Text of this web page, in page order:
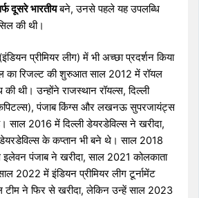
दूसरे भारतीयबने, उनसे पहले यह उपलब्धि
की थी।
प्रीमियर लीग) में भी अच्छा प्रदर्शन किया
का रिजल्ट की शुरुआत साल 2012 में रॉयल
थी। उन्होंने राजस्थान रॉयल्स, दिल्ली
पंजाब किंग्स और लखनऊ सुपरजायंट्स
साल 2016 में दिल्ली डेयरडेविल्स ने खरीदा,
के कप्तान भी बने थे। साल 2018
इलेवन पंजाब ने खरीदा, साल 2021 कोलकाता
2022 में इंडियन प्रीमियर लीग टूर्नामेंट
टीम ने फिर से खरीदा, लेकिन उन्हें साल 2023